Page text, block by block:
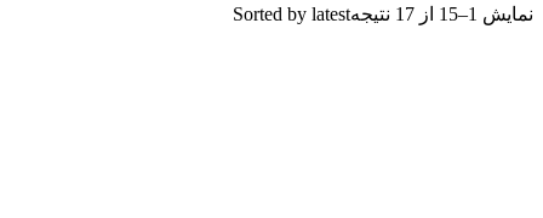
نمایش 1–15 از 17 نتیجه Sorted by latest